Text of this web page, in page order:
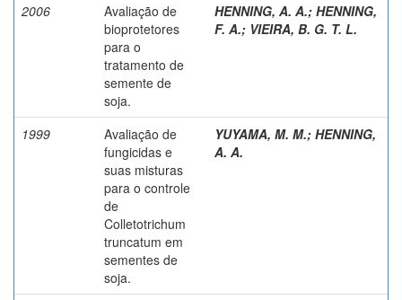
2006
Avaliação de
bioprotetores
para o
tratamento de
semente de
soja.
HENNING, A. A.; HENNING,
F. A.; VIEIRA, B. G. T. L.
1999
Avaliação de
fungicidas e
suas misturas
para o controle
de
Colletotrichum
truncatum em
sementes de
soja.
YUYAMA, M. M.; HENNING,
A. A.